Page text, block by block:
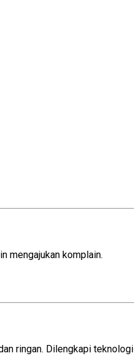
mengajukan komplain.
ringan. Dilengkapi teknologi